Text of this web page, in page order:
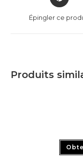
Épingler ce
Produits